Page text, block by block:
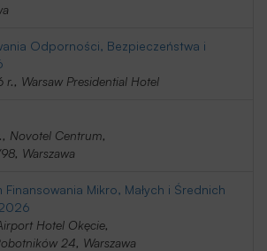
Odporności, Bezpieczeństwa i
r., Warsaw Presidential Hotel
Novotel Centrum,
Warszawa
Finansowania Mikro, Małych i Średnich
Hotel Okęcie,
24, Warszawa